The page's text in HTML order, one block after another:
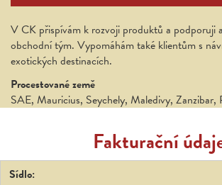
V CK přispívám k rozvoji produktů a podporuji
obchodní tým. Vypomáhám také klientům s
exotických destinacích.
Procestované země
SAE, Mauricius, Seychely, Maledivy, Zanzibar,
Fakturační
Sídlo: